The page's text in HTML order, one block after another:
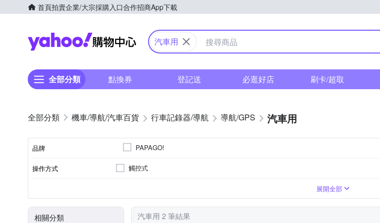
首頁拍賣企業/大宗採購入口合作招商App下載
Yahoo購物中心
汽車用
全部分類 點換券 登記送 必逛好店 刷卡/超取
機車/導航/汽車百貨 行車記錄器/導航 導航/GPS 汽車用
品牌 PAPAGO!
操作方式 觸控式
展開全部
相關分類 汽車用 2 筆結果